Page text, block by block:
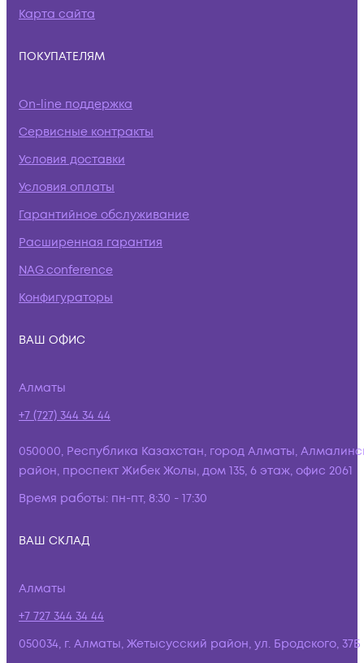
Карта сайта
ПОКУПАТЕЛЯМ
On-line поддержка
Сервисные контракты
Условия доставки
Условия оплаты
Гарантийное обслуживание
Расширенная гарантия
NAG.conference
Конфигураторы
ВАШ ОФИС
Алматы
+7 (727) 344 34 44
050000, Республика Казахстан, город Алматы,
район, проспект Жибек Жолы, дом 135, 6 этаж, офис 2061
Время работы: пн-пт, 8:30 - 17:30
ВАШ СКЛАД
Алматы
+7 727 344 34 44
050034, г. Алматы, Жетысусский район, ул. Бродского, 37Б